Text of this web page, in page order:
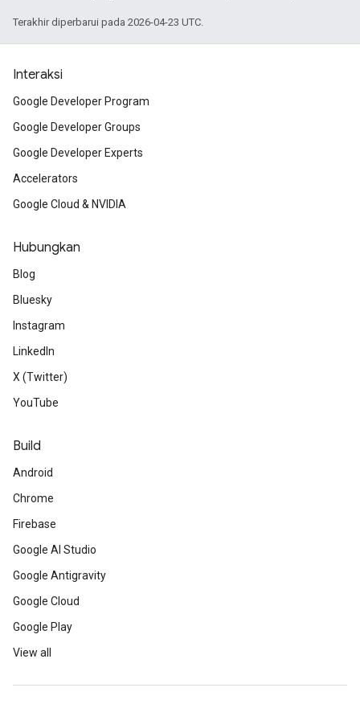
Terakhir diperbarui pada 2026-04-23 UTC.
Interaksi
Google Developer Program
Google Developer Groups
Google Developer Experts
Accelerators
Google Cloud & NVIDIA
Hubungkan
Blog
Bluesky
Instagram
LinkedIn
X (Twitter)
YouTube
Build
Android
Chrome
Firebase
Google AI Studio
Google Antigravity
Google Cloud
Google Play
View all